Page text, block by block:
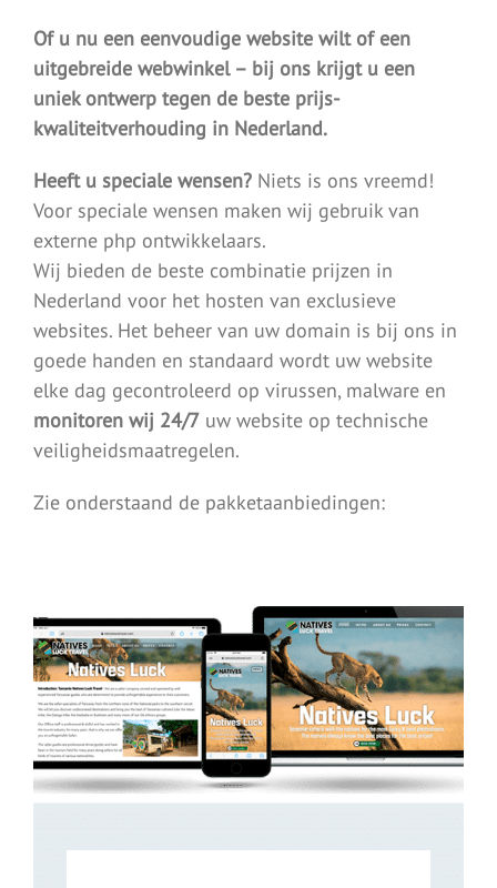
Of u nu een eenvoudige website wilt of een
uitgebreide webwinkel – bij ons krijgt u een
uniek ontwerp tegen de beste prijs-
kwaliteitverhouding in Nederland.
Heeft u speciale wensen? Niets is ons vreemd!
Voor speciale wensen maken wij gebruik van
externe php ontwikkelaars.
Wij bieden de beste combinatie prijzen in
Nederland voor het hosten van exclusieve
websites. Het beheer van uw domain is bij ons in
goede handen en standaard wordt uw website
elke dag gecontroleerd op virussen, malware en
monitoren wij 24/7 uw website op technische
veiligheidsmaatregelen.
Zie onderstaand de pakketaanbiedingen: